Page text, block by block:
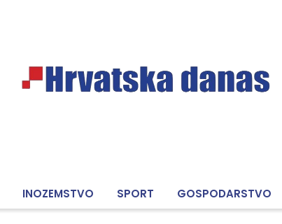
INOZEMSTVO SPORT GOSPODARSTVO